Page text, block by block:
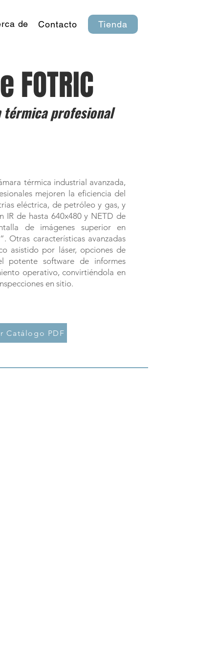
de Contacto Tienda
térmica profesional
térmica industrial avanzada,
mejoren la eficiencia del
eléctrica, de petróleo y gas, y
IR de hasta 640x480 y NETD de
de imágenes superior en
Otras características avanzadas
asistido por láser, opciones de
potente software de informes
operativo, convirtiéndola en
en sitio.
Catálogo PDF